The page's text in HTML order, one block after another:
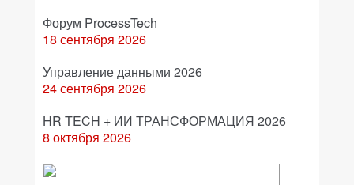
Форум ProcessTech
18 сентября 2026
Управление данными 2026
24 сентября 2026
HR TECH + ИИ ТРАНСФОРМАЦИЯ 2026
8 октября 2026